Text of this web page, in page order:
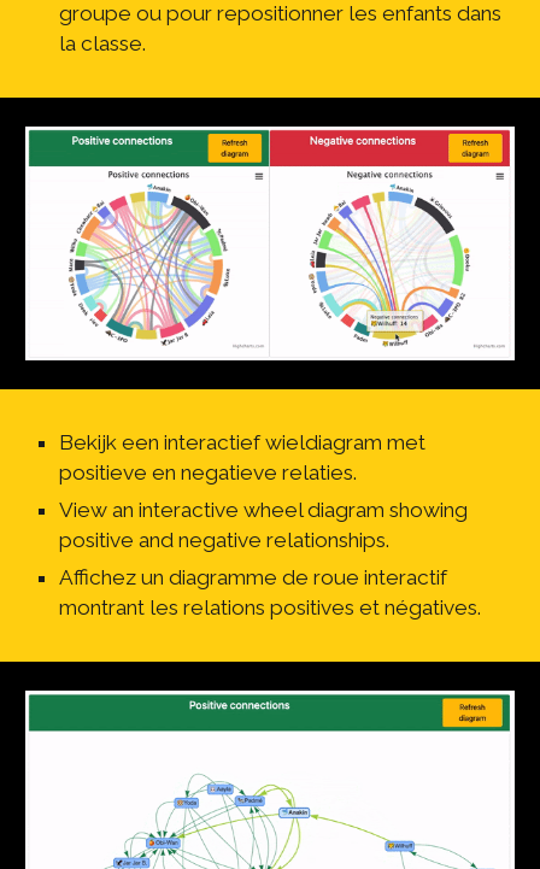
groupe ou pour repositionner les enfants dans
la classe.
Bekijk een interactief wieldiagram met
positieve en negatieve relaties.
View an interactive wheel diagram showing
positive and negative relationships.
Affichez un diagramme de roue interactif
montrant les relations positives et négatives.